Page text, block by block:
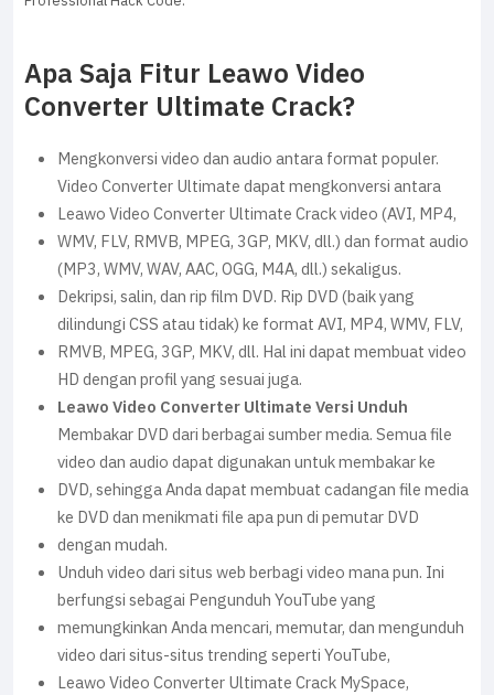
Apa Saja Fitur Leawo Video
Converter Ultimate Crack?
Mengkonversi video dan audio antara format populer.
Video Converter Ultimate dapat mengkonversi antara
Leawo Video Converter Ultimate Crack video (AVI, MP4,
WMV, FLV, RMVB, MPEG, 3GP, MKV, dll.) dan format audio
(MP3, WMV, WAV, AAC, OGG, M4A, dll.) sekaligus.
Dekripsi, salin, dan rip film DVD. Rip DVD (baik yang
dilindungi CSS atau tidak) ke format AVI, MP4, WMV, FLV,
RMVB, MPEG, 3GP, MKV, dll. Hal ini dapat membuat video
HD dengan profil yang sesuai juga.
Leawo Video Converter Ultimate Versi Unduh
Membakar DVD dari berbagai sumber media. Semua file
video dan audio dapat digunakan untuk membakar ke
DVD, sehingga Anda dapat membuat cadangan file media
ke DVD dan menikmati file apa pun di pemutar DVD
dengan mudah.
Unduh video dari situs web berbagi video mana pun. Ini
berfungsi sebagai Pengunduh YouTube yang
memungkinkan Anda mencari, memutar, dan mengunduh
video dari situs-situs trending seperti YouTube,
Leawo Video Converter Ultimate Crack MySpace,